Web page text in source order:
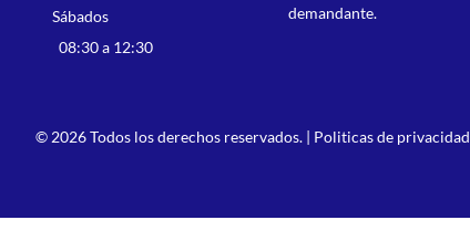
Sábados
08:30 a 12:30
demandante.
© 2026 Todos los derechos reservados. | Politicas de privacidad